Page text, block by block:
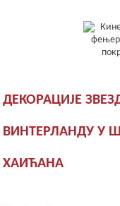
ДЕКОРАЦИЈЕ
ВИНТЕРЛАНДУ У
ХАИЋАНА